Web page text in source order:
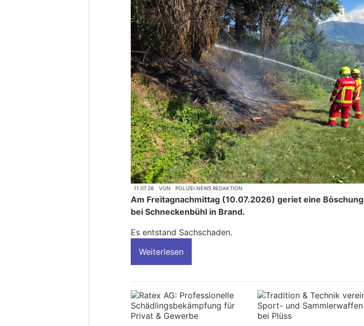
11.07.26 VON POLIZEI.NEWS REDAKTION
Am Freitagnachmittag (10.07.2026) geriet eine Böschung
bei Schneckenbühl in Brand.
Es entstand Sachschaden.
Weiterlesen